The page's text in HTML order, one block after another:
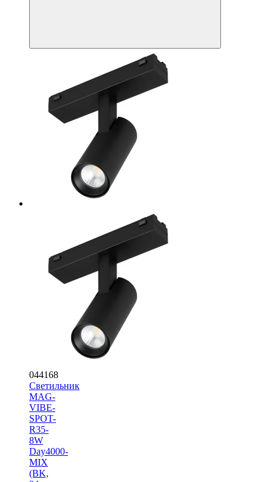
044168
Светильник
MAG-
VIBE-
SPOT-
R35-
8W
Day4000-
MIX
(BK,